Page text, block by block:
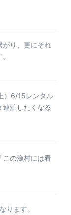
がり、更にそれ
）6/15レンタル
泊したくなる
この漁村には看
ります。